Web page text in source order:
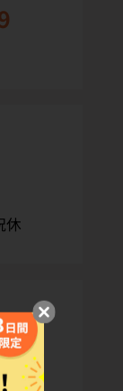
休